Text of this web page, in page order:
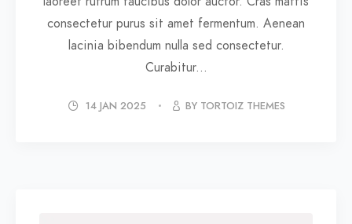
consectetur purus sit amet fermentum. Aenean
lacinia bibendum nulla sed consectetur.
Curabitur...
14 JAN 2025 BY TORTOIZ THEMES